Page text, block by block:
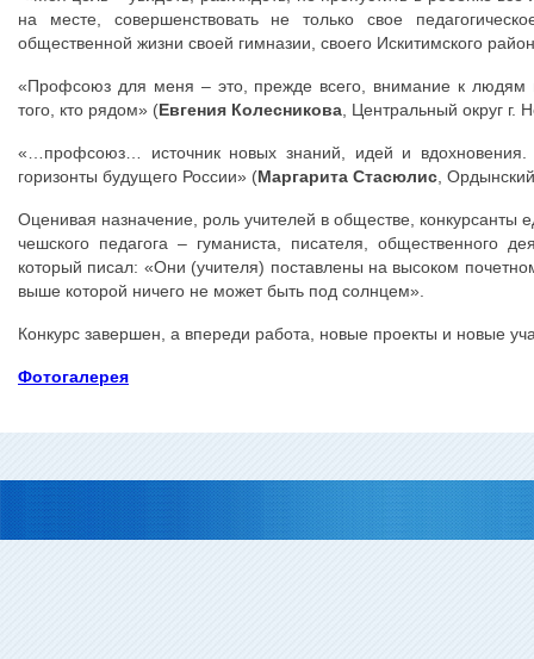
на месте, совершенствовать не только свое
общественной жизни своей гимназии, своего Искитимского
«Профсоюз для меня – это, прежде всего, внимание к людям
того, кто рядом» (Евгения Колесникова , Центральный округ г.
«…профсоюз… источник новых знаний, идей и
горизонты будущего России» (Маргарита Стасюлис ,
Оценивая назначение, роль учителей в обществе,
чешского педагога – гуманиста, писателя, общественного
который писал: «Они (учителя) поставлены на высоком
выше которой ничего не может быть под солнцем».
Конкурс завершен, а впереди работа, новые проекты и новые
Фотогалерея